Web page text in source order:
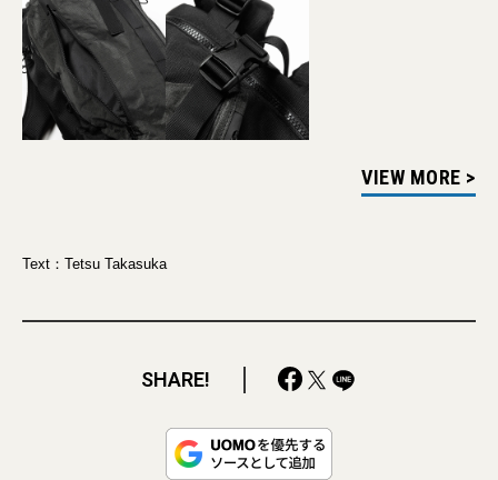
VIEW MORE >
Text：Tetsu Takasuka
SHARE!